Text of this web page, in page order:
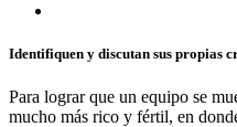
Identifiquen y discutan sus propias
Para lograr que un equipo se
mucho más rico y fértil, en